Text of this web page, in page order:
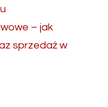
– jak
sprzedaż w